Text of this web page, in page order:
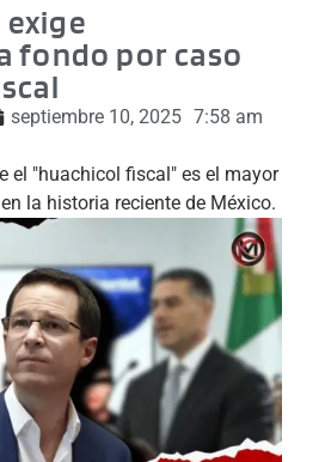
exige
fondo por caso
septiembre 10, 2025 7:58 am
el "huachicol fiscal" es el mayor
la historia reciente de México.